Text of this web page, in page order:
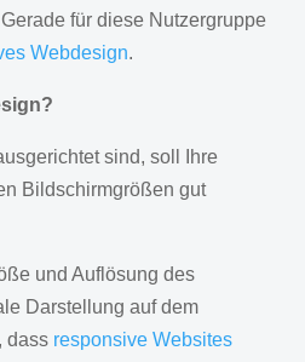
für diese Nutzergruppe
Webdesign.
sind, soll Ihre
Bildschirmgrößen gut
und Auflösung des
Darstellung auf dem
dass responsive Websites